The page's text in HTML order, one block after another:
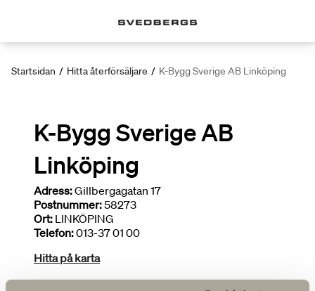
Startsidan / Hitta återförsäljare / K-Bygg Sverige AB Linköping
K-Bygg Sverige AB
Linköping
Adress:Gillbergagatan 17
Postnummer:58273
Ort: LINKÖPING
Telefon:013-37 01 00
Hitta på karta
Deltar i kampanjer